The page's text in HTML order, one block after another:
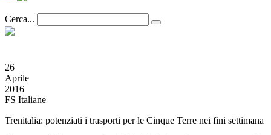
Cerca...
26
Aprile
2016
FS Italiane
Trenitalia: potenziati i trasporti per le Cinque Terre nei fini settimana